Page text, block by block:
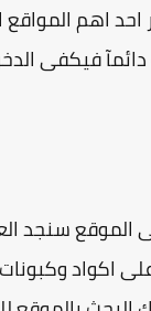
اهم المواقع
فيكفى
سنجد
اكواد وكبونات